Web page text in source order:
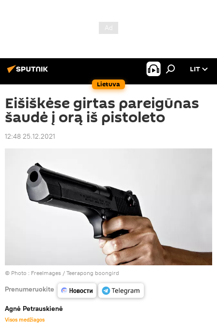
Lietuva
LIT
Eišiškėse girtas pareigūnas
šaudė į orą iš pistoleto
12:48 25.12.2021
© Photo : FreeImages / Teerapong boongird
Prenumeruokite
Agnė Petrauskienė
Visos medžiagos